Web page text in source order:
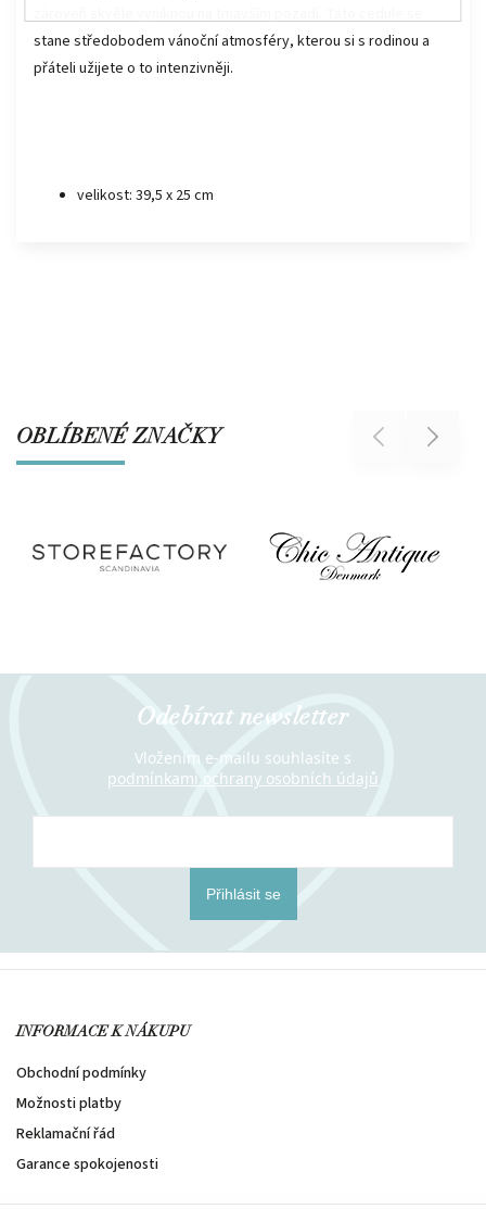
stane středobodem vánoční atmosféry, kterou si s rodinou a
přáteli užijete o to intenzivněji.
velikost: 39,5 x 25 cm
OBLÍBENÉ ZNAČKY Previous Next
Odebírat newsletter
Vložením e-mailu souhlasíte s
podmínkami ochrany osobních údajů
Přihlásit se
INFORMACE K NÁKUPU
Obchodní podmínky
Možnosti platby
Reklamační řád
Garance spokojenosti